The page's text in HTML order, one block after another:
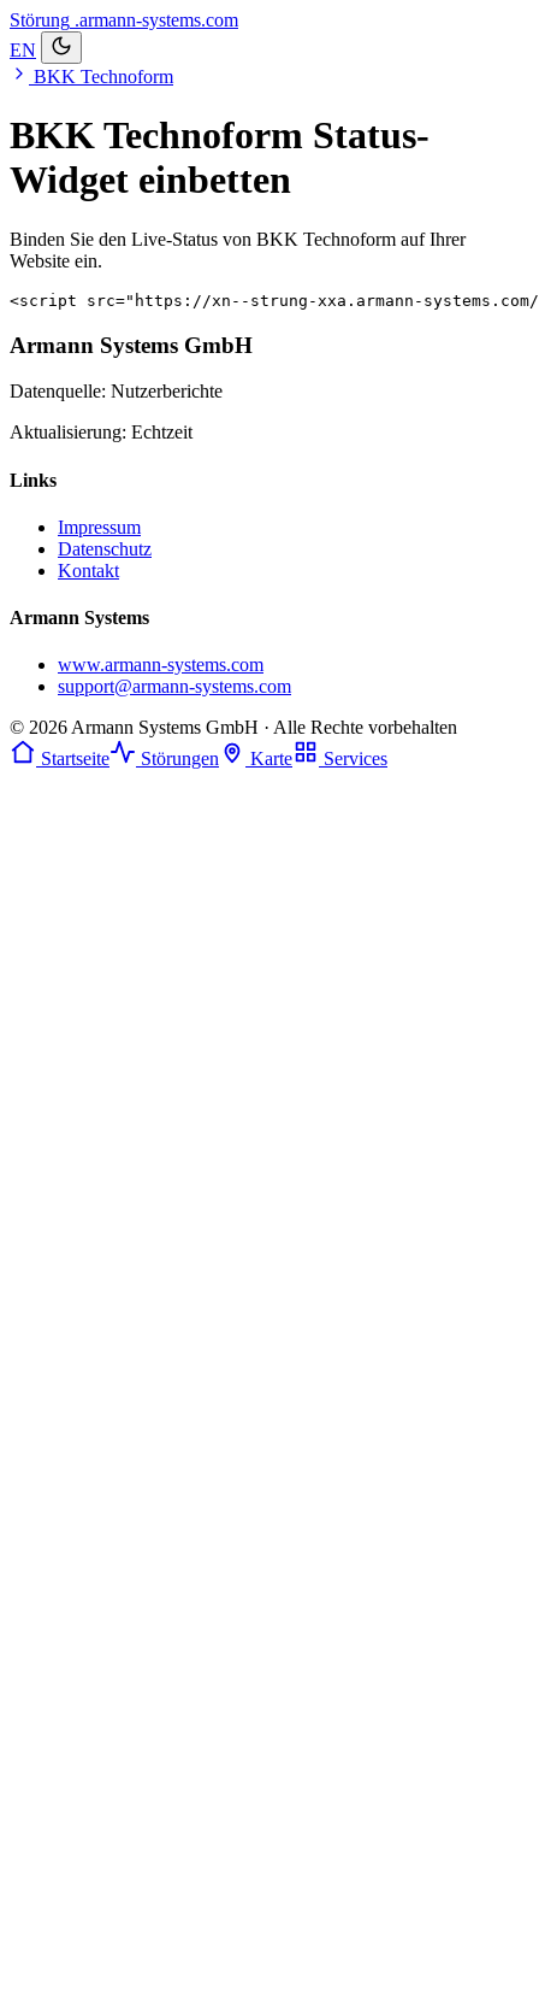
Störung .armann-systems.com
EN
BKK Technoform
BKK Technoform Status-
Widget einbetten
Binden Sie den Live-Status von BKK Technoform auf Ihrer
Website ein.
<script src="https://xn--strung-xxa.armann-systems.com/
Armann Systems GmbH
Datenquelle: Nutzerberichte
Aktualisierung: Echtzeit
Links
Impressum
Datenschutz
Kontakt
Armann Systems
www.armann-systems.com
support@armann-systems.com
© 2026 Armann Systems GmbH · Alle Rechte vorbehalten
Startseite
Störungen Karte Services